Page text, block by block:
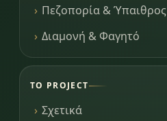
Πεζοπορία & Ύπαιθρος
Διαμονή & Φαγητό
ΤΟ PROJECT
Σχετικά